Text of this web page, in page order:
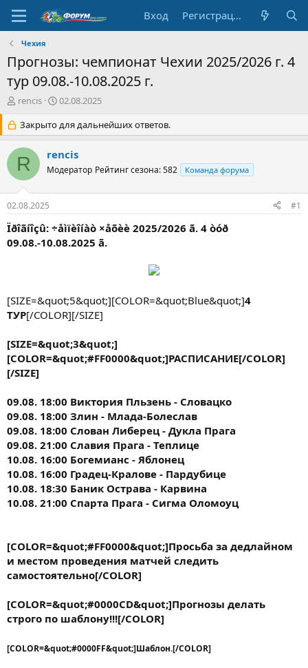
Вход Регистрация
Чехия
Прогнозы: чемпионат Чехии 2025/2026 г. 4
тур 09.08.-10.08.2025 г.
А
т
о
р
т
е
м
rencis
Д
т
а
а
ч
а
02.08.2025
Закрыто для дальнейших ответов.
R rencis
Модератор Рейтинг сезона: 582 Команда форума
02.08.2025 #1
Ïðîãíîçû: ÷åìïèîíàò ×åõèè 2025/2026 ã. 4 òóð
09.08.-10.08.2025 ã.
[SIZE=&quot;5&quot;][COLOR=&quot;Blue&quot;]4
ТУР[/COLOR][/SIZE]
[SIZE=&quot;3&quot;]
[COLOR=&quot;#FF0000&quot;]РАСПИСАНИЕ[/COLOR]
[/SIZE]
09.08. 18:00 Виктория Пльзень - Словацко
09.08. 18:00 Злин - Млада-Болеслав
09.08. 18:00 Слован Либерец - Дукла Прага
09.08. 21:00 Славия Прага - Теплице
10.08. 16:00 Богемианс - Яблонец
10.08. 16:00 Градец-Кралове - Пардубице
10.08. 18:30 Баник Острава - Карвина
10.08. 21:00 Спарта Прага - Сигма Оломоуц
[COLOR=&quot;#FF0000&quot;]Просьба за дедлайном
и местом проведения матчей следить
самостоятельно[/COLOR]
[COLOR=&quot;#0000CD&quot;]Прогнозы делать
строго по шаблону!!![/COLOR]
[COLOR=&quot;#0000FF&quot;]Шаблон.[/COLOR]